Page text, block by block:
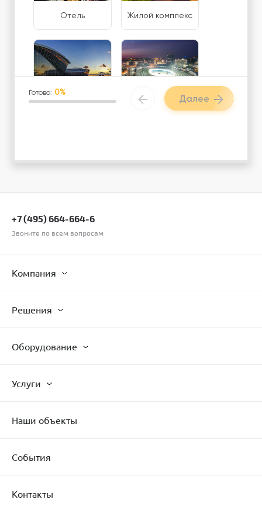
Отель Жилой комплекс
Спорткомплекс /
вэлнес-центр
Готово: 0%
Далее
+7 (495) 664-664-6
Звоните по всем вопросам
Компания
Решения
Оборудование
Услуги
Наши объекты
События
Контакты